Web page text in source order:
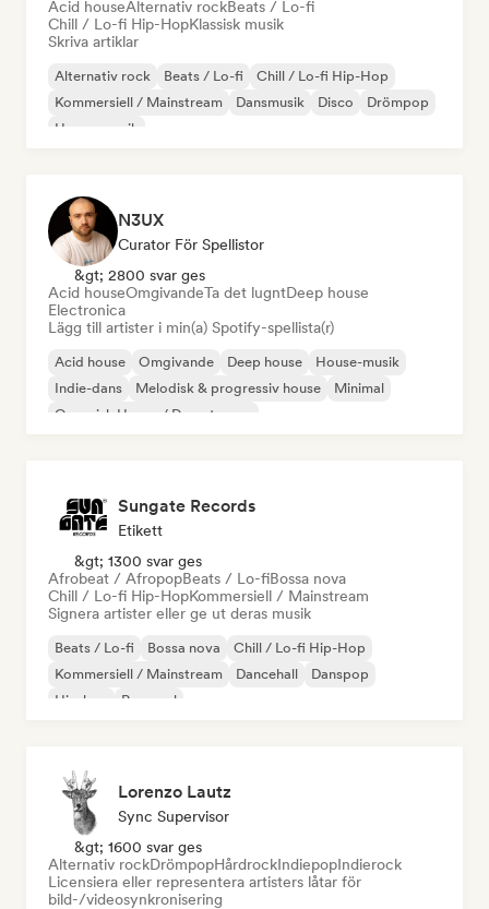
Acid houseAlternativ rockBeats / Lo-fi
Chill / Lo-fi Hip-HopKlassisk musik
Skriva artiklar
Alternativ rock Beats / Lo-fi
Chill / Lo-fi Hip-Hop
Kommersiell / Mainstream
Dansmusik Disco
Drömpop
House-musik
N3UX
Curator För Spellistor
&gt; 2800 svar ges
Acid houseOmgivandeTa det lugntDeep house
Electronica
Lägg till artister i min(a) Spotify-spellista(r)
Acid house Omgivande Deep house
House-musik
Indie-dans
Melodisk & progressiv house
Minimal
Organisk House / Downtempo
Sungate Records
Etikett
&gt; 1300 svar ges
Afrobeat / AfropopBeats / Lo-fiBossa nova
Chill / Lo-fi Hip-HopKommersiell / Mainstream
Signera artister eller ge ut deras musik
Beats / Lo-fi Bossa nova
Chill / Lo-fi Hip-Hop
Kommersiell / Mainstream
Dancehall
Danspop
Hip-hop
Pop soul
Lorenzo Lautz
Sync Supervisor
&gt; 1600 svar ges
Alternativ rockDrömpopHårdrockIndiepopIndierock
Licensiera eller representera artisters låtar för
bild-/videosynkronisering